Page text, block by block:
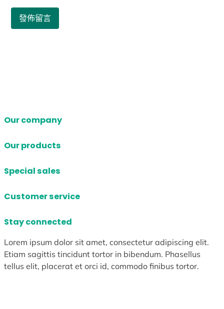
Our company
Our products
Special sales
Customer service
Stay connected
Lorem ipsum dolor sit amet, consectetur adipiscing elit.
Etiam sagittis tincidunt tortor in bibendum. Phasellus
tellus elit, placerat et orci id, commodo finibus tortor.